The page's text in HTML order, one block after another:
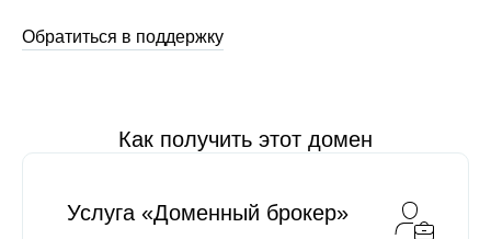
Обратиться в поддержку
Как получить этот домен
Услуга «Доменный брокер»